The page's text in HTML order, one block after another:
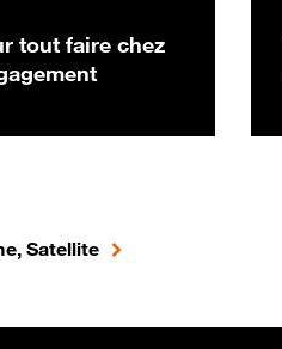
tout faire chez
Satellite